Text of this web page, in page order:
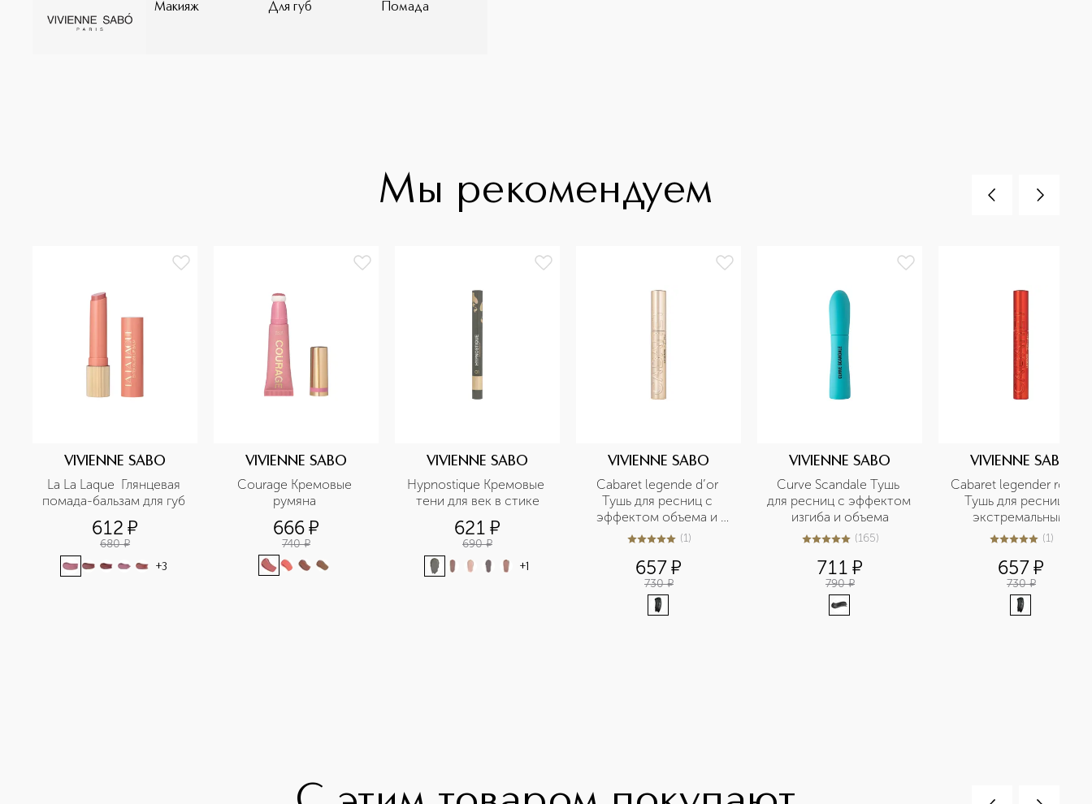
Макияж Для губ Помада
Мы рекомендуем
VIVIENNE SABO
La La Laque  Глянцевая
612 ¤
680 ¤
+3
VIVIENNE SABO
Courage Кремовые
666¤
740 ¤
VIVIENNE SABO
Hypnostique Кремовые
тени для век в стике
621 ¤
690 ¤
+1
VIVIENNE SABO
Cabaret legende d’or
Тушь для ресниц с
эффектом объема и
удлинения
5из 51 (1)
657¤
730 ¤
VIVIENNE SABO
Curve Scandale Тушь
для ресниц с эффектом
изгиба и объема
4.9из5165 (165)
711 ¤
790 ¤
VIVIENNE SABO
Cabaret legender rouge
Тушь для ресниц с
экстремальным
объемом
5из 51 (1)
657¤
730 ¤